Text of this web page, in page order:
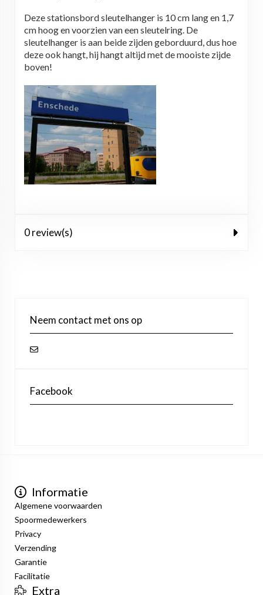
Deze stationsbord sleutelhanger is 10 cm lang en 1,7
cm hoog en voorzien van een sleutelring. De
sleutelhanger is aan beide zijden geborduurd, dus hoe
deze ook hangt, hij hangt altijd met de mooiste zijde
boven!
0 review(s)
Neem contact met ons op
Facebook
Informatie
Algemene voorwaarden
Spoormedewerkers
Privacy
Verzending
Garantie
Facilitatie
Extra